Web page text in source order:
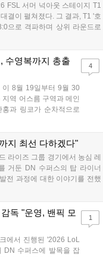
FSL 서머 넉아웃 스테이지 T1
결이 펼쳐졌다. 그 결과, T1 '호
으로 격파하며 상위 라운드로
반, 5분 만에 골 찬스를 잡은
수영복까지 총출
8월 19일부터 9월 30
역 어스름 구역과 메인
과 링코가 순차적으로
수상 오토바이 등 다채
한 교환 코드 3종이 제
할 수 있다....
4
지 최선 다하겠다"
라이즈 그룹 경기에서 농심 레
거둔 DN 수퍼스의 탑 라이너
전 과정에 대한 이야기를 전했
는 "진짜 오랜만에 거둔 2:0 승
독 "운영, 밴픽 모
에서 진행된 '2026 LoL
DN 수퍼스에 발목을 잡
1